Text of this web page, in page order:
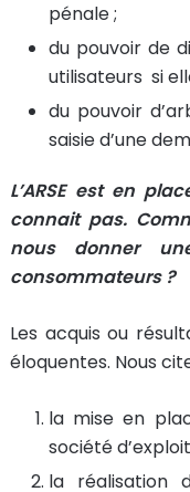
pénale ;
du pouvoir de
utilisateurs si
du pouvoir
saisie d’une
L’ARSE est en
connait pas.
nous donner
consommateurs ?
Les acquis ou
éloquentes. Nous
la mise en
société
la réalisation